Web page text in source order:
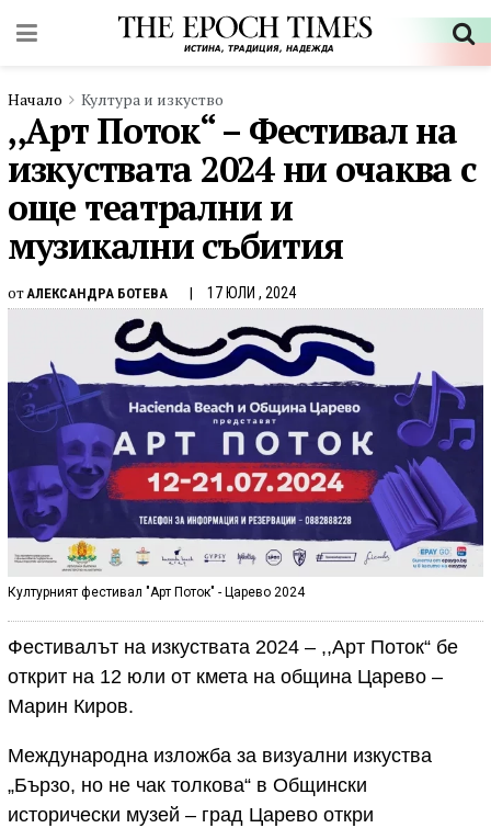
Начало Култура и изкуство
,,Арт Поток“ – Фестивал на
изкуствата 2024 ни очаква с
още театрални и
музикални събития
от АЛЕКСАНДРА БОТЕВА 17 ЮЛИ , 2024
Културният фестивал "Арт Поток" - Царево 2024
Фестивалът на изкуствата 2024 – ,,Арт Поток“ бе
открит на 12 юли от кмета на община Царево –
Марин Киров.
Международна изложба за визуални изкуства
„Бързо, но не чак толкова“ в Общински
исторически музей – град Царево откри